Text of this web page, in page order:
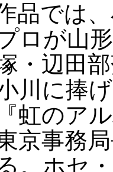
品では、
ロが山
・辺田
川に捧
虹のア
京事務
。ホセ